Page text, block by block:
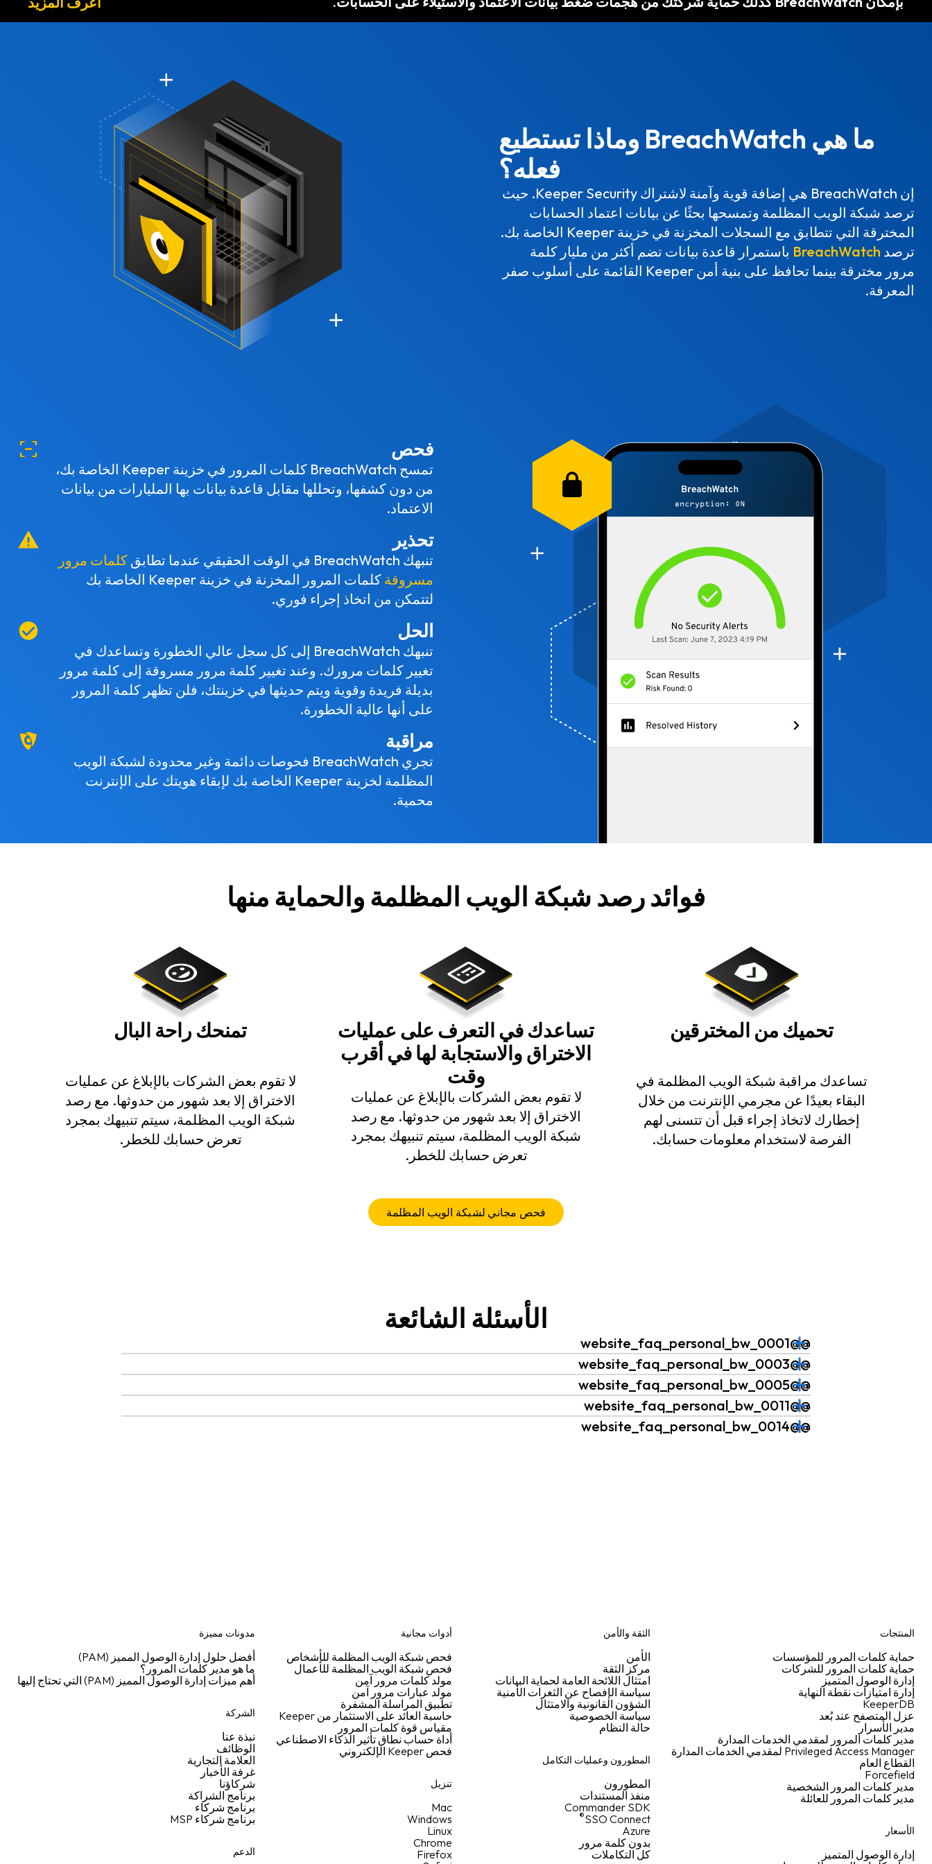
ما هي BreachWatch وماذا تستطيع
فعله؟
إن BreachWatch هي إضافة قوية وآمنة لاشتراك Keeper Security. حيث
ترصد شبكة الويب المظلمة وتمسحها بحثًا عن بيانات اعتماد الحسابات
المخترقة التي تتطابق مع السجلات المخزنة في خزينة Keeper الخاصة بك.
ترصد BreachWatch باستمرار قاعدة بيانات تضم أكثر من مليار كلمة
مرور مخترقة بينما تحافظ على بنية أمن Keeper القائمة على أسلوب صفر
المعرفة.
فحص
تمسح BreachWatch كلمات المرور في خزينة Keeper الخاصة بك،
من دون كشفها، وتحللها مقابل قاعدة بيانات بها المليارات من بيانات
الاعتماد.
تحذير
تنبهك BreachWatch في الوقت الحقيقي عندما تطابق
كلمات مرور
مسروقة
كلمات المرور المخزنة في خزينة Keeper الخاصة بك
لتتمكن من اتخاذ إجراء فوري.
الحل
تنبهك BreachWatch إلى كل سجل عالي الخطورة وتساعدك في
تغيير كلمات مرورك. وعند تغيير كلمة مرور مسروقة إلى كلمة مرور
بديلة فريدة وقوية ويتم حديثها في خزينتك، فلن تظهر كلمة المرور
على أنها عالية الخطورة.
مراقبة
تجري BreachWatch فحوصات دائمة وغير محدودة لشبكة الويب
المظلمة لخزينة Keeper الخاصة بك لإبقاء هويتك على الإنترنت
محمية.
فوائد رصد شبكة الويب المظلمة والحماية منها
تحميك من المخترقين
تساعدك مراقبة شبكة الويب المظلمة في
البقاء بعيدًا عن مجرمي الإنترنت من خلال
إخطارك لاتخاذ إجراء قبل أن تتسنى لهم
الفرصة لاستخدام معلومات حسابك.
تساعدك في التعرف على عمليات
الاختراق والاستجابة لها في أقرب
وقت
لا تقوم بعض الشركات بالإبلاغ عن عمليات
الاختراق إلا بعد شهور من حدوثها. مع رصد
شبكة الويب المظلمة، سيتم تنبيهك بمجرد
تعرض حسابك للخطر.
تمنحك راحة البال
لا تقوم بعض الشركات بالإبلاغ عن عمليات
الاختراق إلا بعد شهور من حدوثها. مع رصد
شبكة الويب المظلمة، سيتم تنبيهك بمجرد
تعرض حسابك للخطر.
فحص مجاني لشبكة الويب المظلمة
الأسئلة الشائعة
@@website_faq_personal_bw_0001
@@website_faq_personal_bw_0003
@@website_faq_personal_bw_0005
@@website_faq_personal_bw_0011
@@website_faq_personal_bw_0014
المنتجات
حماية كلمات المرور للمؤسسات
حماية كلمات المرور للشركات
إدارة الوصول المتميز
إدارة امتيازات نقطة النهاية
KeeperDB
عزل المتصفح عند بُعد
مدير الأسرار
مدير كلمات المرور لمقدمي الخدمات المدارة
Privileged Access Manager لمقدمي الخدمات المدارة
القطاع العام
Forcefield
مدير كلمات المرور الشخصية
مدير كلمات المرور للعائلة
الأسعار
إدارة الوصول المتميز
الثقة والأمن
الأمن
مركز الثقة
امتثال اللائحة العامة لحماية البيانات
سياسة الإفصاح عن الثغرات الأمنية
الشؤون القانونية والامتثال
سياسة الخصوصية
حالة النظام
المطورون وعمليات التكامل
المطورون
منفذ المستندات
Commander SDK
SSO Connect
®
Azure
بدون كلمة مرور
كل التكاملات
أدوات مجانية
فحص شبكة الويب المظلمة للأشخاص
فحص شبكة الويب المظلمة للأعمال
مولد كلمات مرور آمن
مولد عبارات مرور آمن
تطبيق المراسلة المشفرة
حاسبة العائد على الاستثمار من Keeper
مقياس قوة كلمات المرور
أداة حساب نطاق تأثير الذكاء الاصطناعي
فحص Keeper الإلكتروني
تنزيل
Mac
Windows
Linux
Chrome
Firefox
مدونات مميزة
أفضل حلول إدارة الوصول المميز (PAM)
ما هو مدير كلمات المرور؟
أهم ميزات إدارة الوصول المميز (PAM) التي تحتاج إليها
الشركة
نبذة عنا
الوظائف
العلامة التجارية
غرفة الأخبار
شركاؤنا
برنامج الشراكة
برنامج شركاء
برنامج شركاء MSP
الدعم